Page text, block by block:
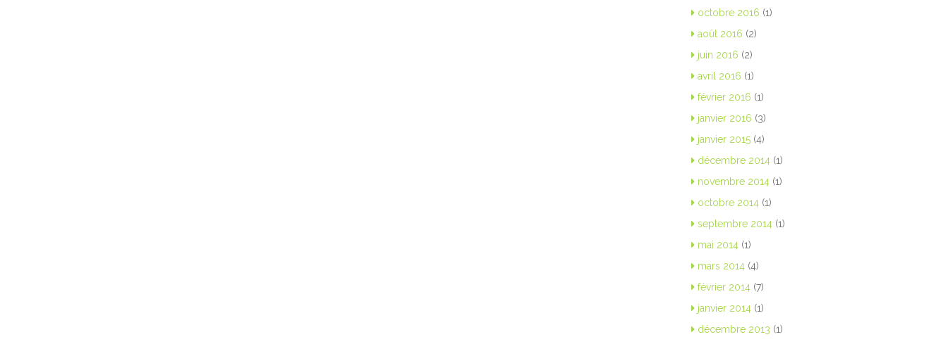
octobre 2016 (1)
août 2016 (2)
juin 2016 (2)
avril 2016 (1)
février 2016 (1)
janvier 2016 (3)
janvier 2015(4)
décembre 2014(1)
novembre 2014(1)
octobre 2014(1)
septembre 2014(1)
mai 2014(1)
mars 2014(4)
février 2014(7)
janvier 2014(1)
décembre 2013 (1)